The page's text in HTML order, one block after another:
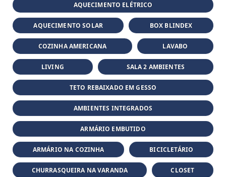
AQUECIMENTO ELÉTRICO
AQUECIMENTO SOLAR BOX BLINDEX
COZINHA AMERICANA LAVABO
LIVING SALA 2 AMBIENTES
TETO REBAIXADO EM GESSO
AMBIENTES INTEGRADOS
ARMÁRIO EMBUTIDO
ARMÁRIO NA COZINHA BICICLETÁRIO
CHURRASQUEIRA NA VARANDA CLOSET